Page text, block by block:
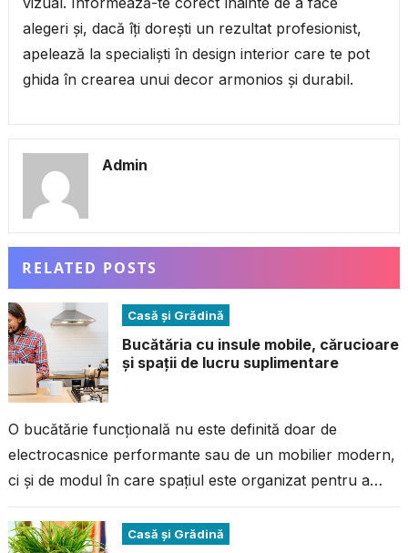
alegeri și, dacă îți dorești un rezultat profesionist,
apelează la specialiști în design interior care te pot
ghida în crearea unui decor armonios și durabil.
Admin
RELATED POSTS
Casă și Grădină
Bucătăria cu insule mobile, cărucioare
și spații de lucru suplimentare
O bucătărie funcțională nu este definită doar de
electrocasnice performante sau de un mobilier modern,
ci și de modul în care spațiul este organizat pentru a
Casă și Grădină